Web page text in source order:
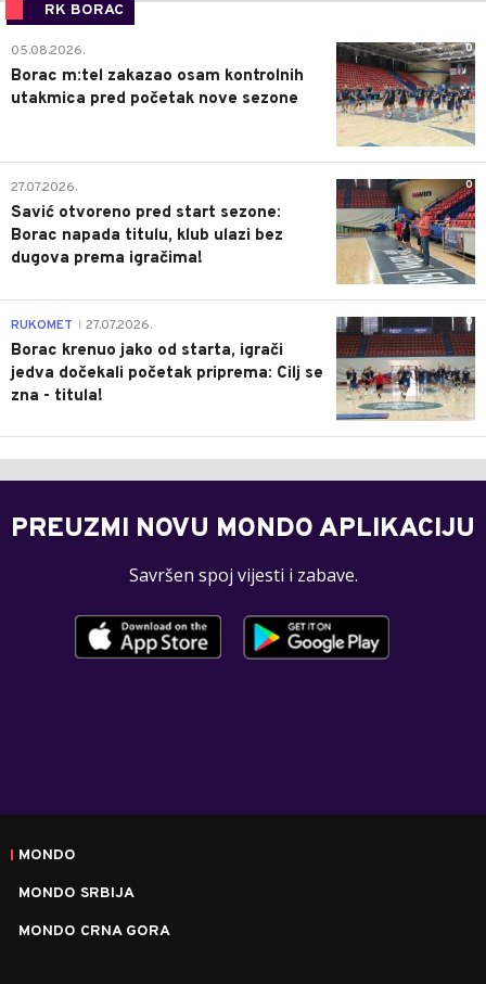
RK BORAC
0
05.08.2026.
Borac m:tel zakazao osam kontrolnih
utakmica pred početak nove sezone
0
27.07.2026.
Savić otvoreno pred start sezone:
Borac napada titulu, klub ulazi bez
dugova prema igračima!
0
RUKOMET 27.07.2026.
Borac krenuo jako od starta, igrači
jedva dočekali početak priprema: Cilj se
zna - titula!
PREUZMI NOVU MONDO APLIKACIJU
Savršen spoj vijesti i zabave.
MONDO
MONDO SRBIJA
MONDO CRNA GORA